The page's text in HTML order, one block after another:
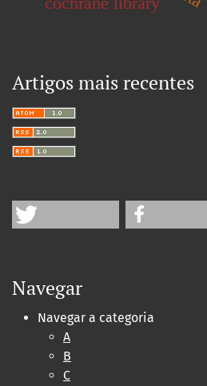
Artigos mais recentes
Navegar
Navegar a categoria
A
B
C